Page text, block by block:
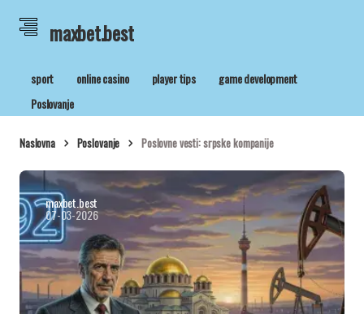
maxbet.best
sport online casino player tips
game development
Poslovanje
Naslovna Poslovanje Poslovne vesti: srpske kompanije
maxbet.best
07-03-2026